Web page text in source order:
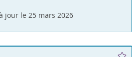
jour le 25 mars 2026